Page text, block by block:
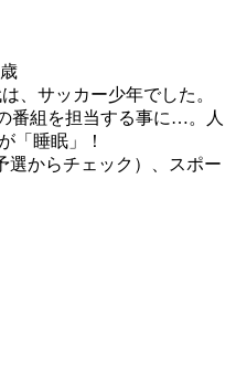
、サッカー少年でした。
番組を担当する事に…。人
「睡眠」！
選からチェック）、スポー